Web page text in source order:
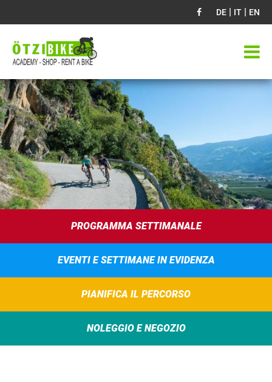
DE | IT | EN
PROGRAMMA SETTIMANALE
EVENTI E SETTIMANE IN EVIDENZA
PIANIFICA IL PERCORSO
NOLEGGIO E NEGOZIO